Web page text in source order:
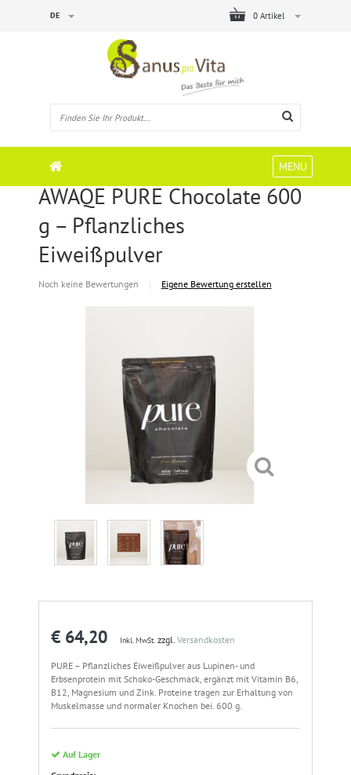
0 Artikel
DE
MENU
AWAQE PURE Chocolate 600
g – Pflanzliches
Eiweißpulver
Noch keine Bewertungen | Eigene Bewertung erstellen
€ 64,20 Inkl. MwSt. zzgl. Versandkosten
PURE – Pflanzliches Eiweißpulver aus Lupinen- und
Erbsenprotein mit Schoko-Geschmack, ergänzt mit Vitamin B6,
B12, Magnesium und Zink. Proteine tragen zur Erhaltung von
Muskelmasse und normaler Knochen bei. 600 g.
Auf Lager